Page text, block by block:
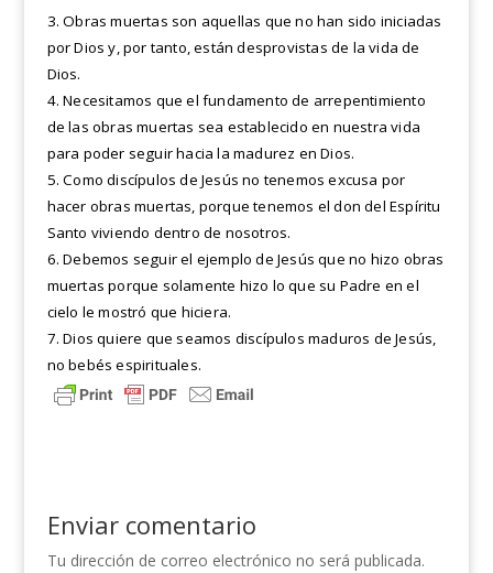
3. Obras muertas son aquellas que no han sido iniciadas
por Dios y, por tanto, están desprovistas de la vida de
Dios.
4. Necesitamos que el fundamento de arrepentimiento
de las obras muertas sea establecido en nuestra vida
para poder seguir hacia la madurez en Dios.
5. Como discípulos de Jesús no tenemos excusa por
hacer obras muertas, porque tenemos el don del Espíritu
Santo viviendo dentro de nosotros.
6. Debemos seguir el ejemplo de Jesús que no hizo obras
muertas porque solamente hizo lo que su Padre en el
cielo le mostró que hiciera.
7. Dios quiere que seamos discípulos maduros de Jesús,
no bebés espirituales.
Enviar comentario
Tu dirección de correo electrónico no será publicada.